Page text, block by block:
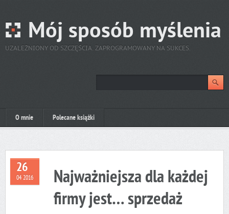
Mój sposób myślenia
UZALEŻNIONY OD SZCZĘŚCIA. ZAPROGRAMOWANY NA SUKCES.
O mnie Polecane książki
26
04 2016
Najważniejsza dla każdej
firmy jest… sprzedaż